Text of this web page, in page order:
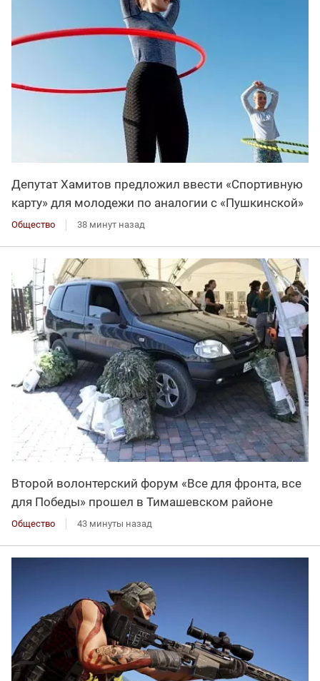
Депутат Хамитов предложил ввести «Спортивную
карту» для молодежи по аналогии с «Пушкинской»
Общество 38 минут назад
Второй волонтерский форум «Все для фронта, все
для Победы» прошел в Тимашевском районе
Общество 43 минуты назад